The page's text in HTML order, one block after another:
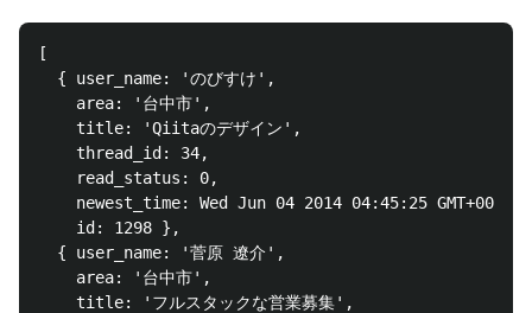
[
  { user_name: 'のびすけ',
    area: '台中市',
    title: 'Qiitaのデザイン',
    thread_id: 34,
    read_status: 0,
newest_time: Wed Jun 04 2014 04:45:25 GMT+0000
    id: 1298 },
  { user_name: '菅原 遼介',
    area: '台中市',
    title: 'フルスタックな営業募集',